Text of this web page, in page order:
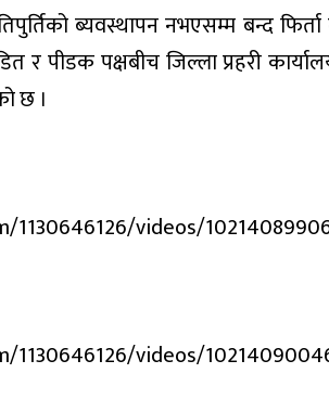
ब्यवस्थापन नभएसम्म बन्द
र पीडक पक्षबीच जिल्ला प्रहरी
छ ।
1130646126/videos/
videos/